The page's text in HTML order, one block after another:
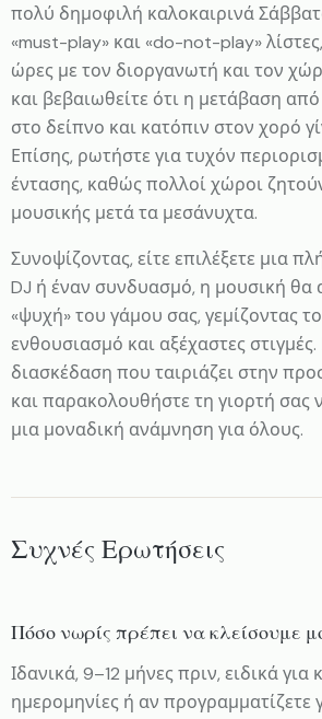
πολύ δημοφιλή καλοκαιρινά
«must-play» και «do-not-play»
ώρες με τον διοργανωτή και τον
και βεβαιωθείτε ότι η μετάβαση
στο δείπνο και κατόπιν στον χορό
Επίσης, ρωτήστε για τυχόν
έντασης, καθώς πολλοί χώροι
μουσικής μετά τα μεσάνυχτα.
Συνοψίζοντας, είτε επιλέξετε μια
DJ ή έναν συνδυασμό, η μουσική θα
«ψυχή» του γάμου σας, γεμίζοντας
ενθουσιασμό και αξέχαστες
διασκέδαση που ταιριάζει στην
και παρακολουθήστε τη γιορτή σας
μια μοναδική ανάμνηση για όλους.
Συχνές Ερωτήσεις
Πόσο νωρίς πρέπει να κλείσουμε
Ιδανικά, 9–12 μήνες πριν, ειδικά για
ημερομηνίες ή αν προγραμματίζετε